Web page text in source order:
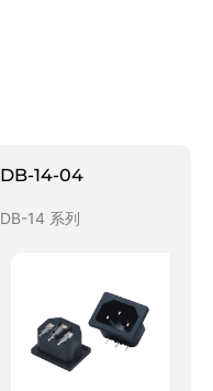
DB-14-04
DB-14 系列